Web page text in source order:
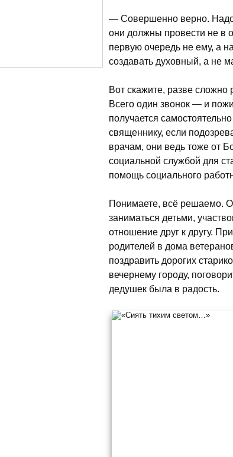
— Совершенно верно. Надо
они должны провести не в
первую очередь не ему, а
создавать духовный, а не
Вот скажите, разве сложно
Всего один звонок — и
получается
священнику, если
врачам, они ведь тоже от
социальной службой для
помощь социального
Понимаете, всё решаемо.
заниматься детьми,
отношение друг к другу.
родителей в дома
поздравить дорогих
вечернему городу,
дедушек была в радость.